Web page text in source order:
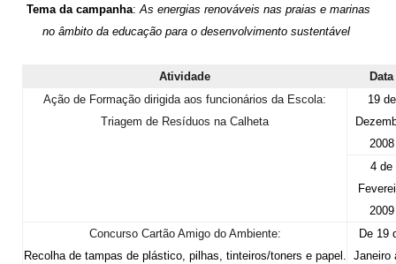
Tema da campanha: As energias renováveis nas praias e marinas
no âmbito da educação para o desenvolvimento sustentável
Atividade
Data
Ação de Formação dirigida aos funcionários da Escola:
Triagem de Resíduos na Calheta
19 de
2008
4 de
2009
Concurso Cartão Amigo do Ambiente:
Recolha de tampas de plástico, pilhas, tinteiros/toners e papel.
De 19
Janeiro